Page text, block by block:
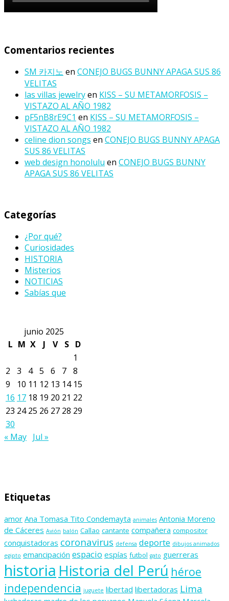
Comentarios recientes
SM 카지노 en CONEJO BUGS BUNNY APAGA SUS 86
VELITAS
las villas jewelryen KISS – SU METAMORFOSIS –
VISTAZO AL AÑO 1982
pF5nB8rE9C1 en KISS – SU METAMORFOSIS –
VISTAZO AL AÑO 1982
celine dion songs en CONEJO BUGS BUNNY APAGA
SUS 86 VELITAS
web design honolulu en CONEJO BUGS BUNNY
APAGA SUS 86 VELITAS
Categorías
¿Por qué?
Curiosidades
HISTORIA
Misterios
NOTICIAS
Sabías que
junio 2025
L M X J V S
D
1
2
3 4 5 6 7 8
9
10 11 12 13 14 15
16 17 18 19 20 21 22
23 24 25 26 27 28 29
30
« May Jul »
Etiquetas
amor Ana Tomasa Tito Condemayta animales Antonia Moreno
de Cáceres Avión balón Callao cantante compañera compositor
conquistadoras coronavirus defensa deporte dibujos animados
egipto emancipación espacio espías futbol gato guerreras
historia Historia del Perú héroe
independencia juguete libertad libertadoras Lima